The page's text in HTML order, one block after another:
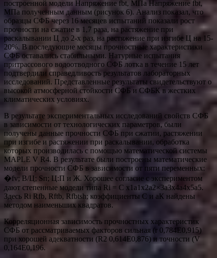
построенной модели Напряжение fbt, МПа Напряжение fbt,
МПа полученным данным (рисунок 6). Анализ показал, что
образцы СФБ через 16 месяцев испытаний показали рост
прочности на сжатие в 1,7 раза, на растяжение при
раскалывании Ц до 2-х раз, на растяжение при изгибе Ц на 15-
20%. В последующие месяцы прочностные характеристики
СФБ оставались стабильными. Натурные испытания
притрассового водоотводного СФБ лотка в течение 15 лет
подтвердили справедливость результатов лабораторных
исследований. Представленные результаты свидетельствуют о
высокой атмосферной стойкости СФБ и СФБК в жестких
климатических условиях.
В результате экспериментальных исследований свойств СФБ
в зависимости от технологических параметров, были
получены данные прочности СФБ при сжатии, растяжении
при изгибе и растяжении при раскалывании, обработка
которых производилась с помощью математической системы
MAPLE V R4. В результате были построены математические
модели прочности СФБ в зависимости от пяти переменных:
�fv; В/Ц; Sп; Ц:П и Ж. Хорошее согласие с экспериментом
дают степенные модели типа Ri = C x1a1x2а2×3а3x4a4x5a5.
Здесь Ri Rfb, Rftb, Rfbtsh; коэффициенты C и аК найдены
методом наименьших квадратов.
Корреляционная зависимость прочностных характеристик
СФБ от рассматриваемых факторов сильная (r 0,784Е0,915)
при хорошей адекватности (R2 0,614Е0,876) и точности (V
0,164Е0,196.